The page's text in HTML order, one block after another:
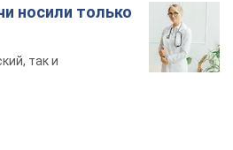
носили только
так и